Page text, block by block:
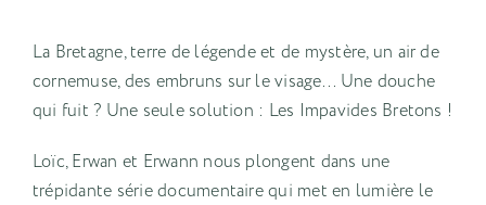
La Bretagne, terre de légende et de mystère, un air de
cornemuse, des embruns sur le visage... Une douche
qui fuit ? Une seule solution : Les Impavides Bretons !
Loïc, Erwan et Erwann nous plongent dans une
trépidante série documentaire qui met en lumière le